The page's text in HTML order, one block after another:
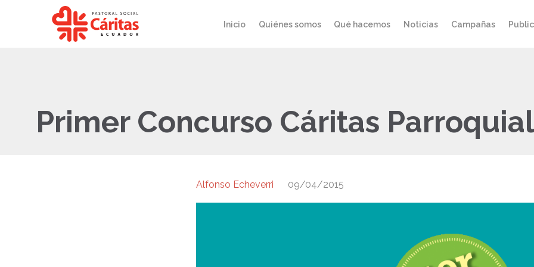
Inicio Quiénes somos Qué hacemos Noticias Campañas
Primer Concurso Cáritas
Alfonso Echeverri 09/04/2015